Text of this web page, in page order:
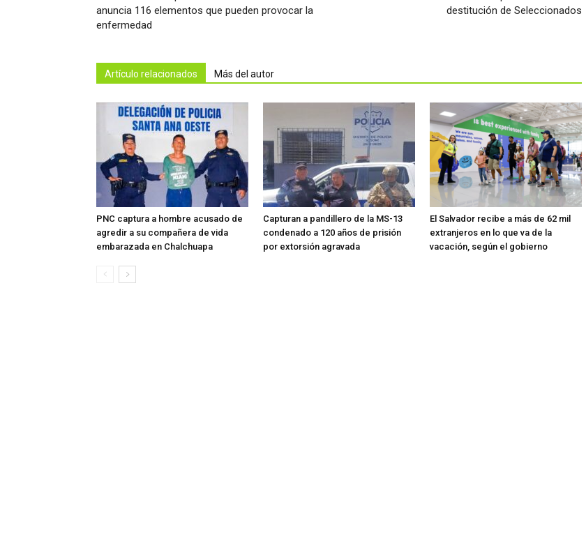
anuncia 116 elementos que pueden provocar la
enfermedad
destitución de Seleccionados
Artículo relacionados Más del autor
PNC captura a hombre acusado de
agredir a su compañera de vida
embarazada en Chalchuapa
Capturan a pandillero de la MS-13
condenado a 120 años de prisión
por extorsión agravada
El Salvador recibe a más de 62 mil
extranjeros en lo que va de la
vacación, según el gobierno